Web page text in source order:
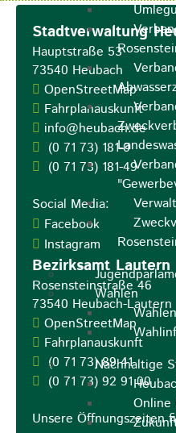
Wahlen
Nachhaltige
Online
Stadtverwaltung
Hauptstraße 53
73540 Heubach
OpenStreetMap
Fahrplanauskunft
info@heubach.de
(0 71 73) 181-0
(0 71 73) 181-49
Social Media:
Facebook
Instagram
Bezirksamt Lautern
Rosensteinstraße 46
73540 Heubach-Lautern
OpenStreetMap
Fahrplanauskunft
(0 71 73) 89 41
(0 71 73) 92 91 00
Unsere Öffnungszeiten